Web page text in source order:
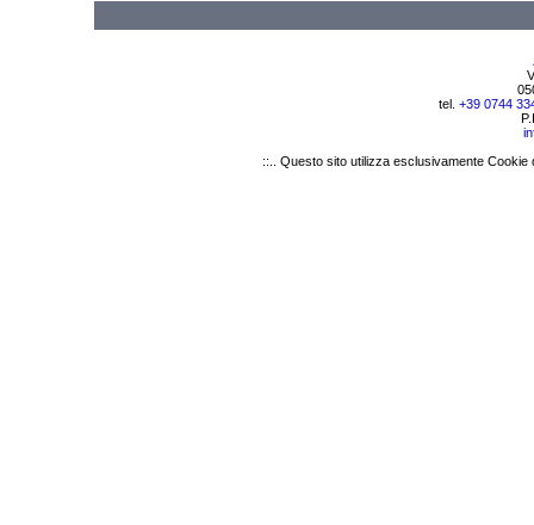
tel. +39 0744
::.. Questo sito utilizza esclusivamente